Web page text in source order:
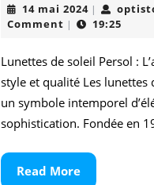
14 mai 202414
mai
|
Comment | 19:25
Lunettes de soleil Persol :
style et qualité Les lunettes
un symbole intemporel
sophistication. Fondée en
Read MoreRead